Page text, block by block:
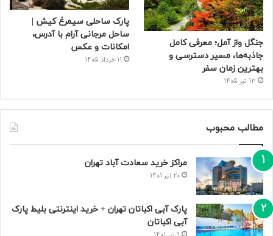
جنگل واز آمل؛ معرفی کامل
جاذبه‌ها، مسیر دسترسی و
بهترین زمان سفر
13 تیر 1405
پارک ساحلی سیمرغ کیش |
ساحل مرجانی آرام با آدرس،
امکانات و عکس
11 خرداد 1405
مطالب محبوب
مراکز خرید سعادت‌ آباد تهران
20 تیر 1401
پارک آبی اکباتان تهران + خرید اینترنتی بلیط پارک
آبی اکباتان